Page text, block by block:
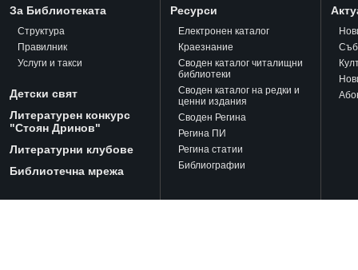
За Библиотеката
Структура
Правилник
Услуги и такси
Детски свят
Литературен конкурс
"Стоян Дринов"
Литературни клубове
Библиотечна мрежа
Ресурси
Електронен каталог
Краезнание
Своден каталог читалищни
библиотеки
Своден каталог на редки и
ценни издания
Своден Регина
Регина ПИ
Регина статии
Библиографии